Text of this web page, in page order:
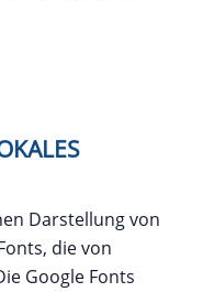
Darstellung von
die von
Google Fonts